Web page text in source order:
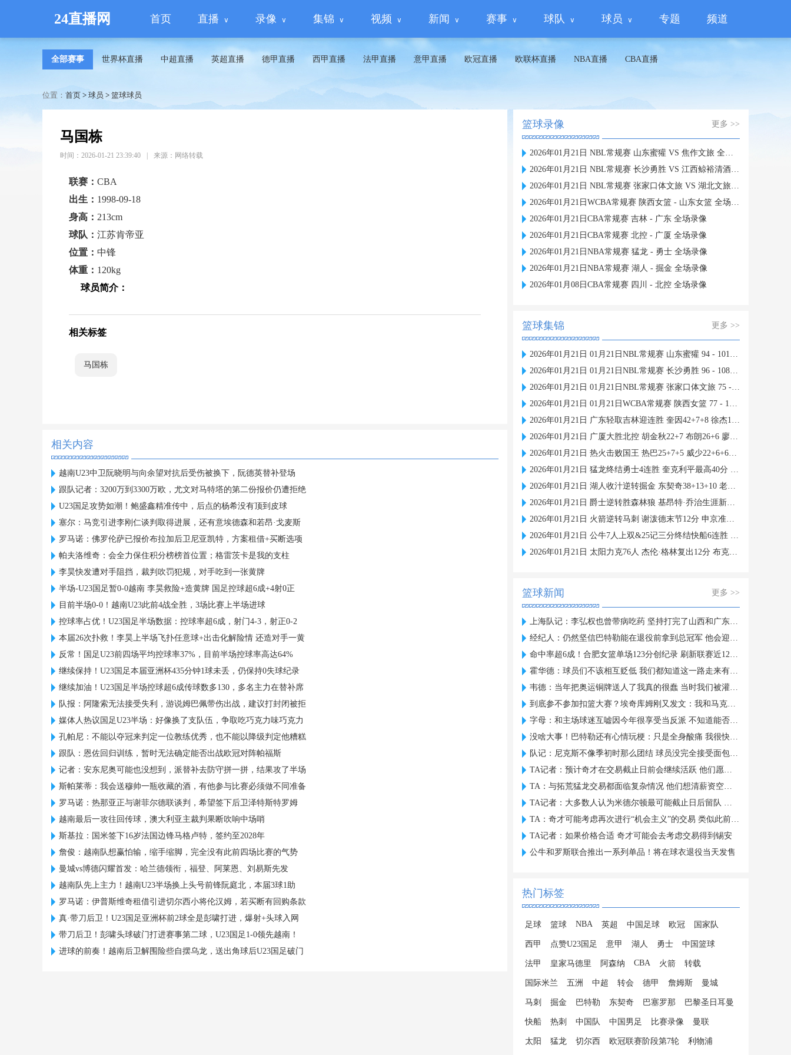
24直播网 首页 直播 录像 集锦 视频 新闻 赛事 球队 球员 专题 频道
全部赛事 世界杯直播 中超直播 英超直播 德甲直播 西甲直播 法甲直播 意甲直播 欧冠直播 欧联杯直播 NBA直播 CBA直播
位置： 首页 > 球员 > 篮球球员
马国栋
时间：2026-01-21 23:39:40 来源：网络转载
联赛： CBA
出生： 1998-09-18
身高： 213cm
球队： 江苏肯帝亚
位置： 中锋
体重： 120kg
球员简介：
相关标签
马国栋
相关内容
越南U23中卫阮晓明与向余望对抗后受伤被换下，阮德英替补登场
跟队记者：3200万到3300万欧，尤文对马特塔的第二份报价仍遭拒绝
U23国足攻势如潮！鲍盛鑫精准传中，后点的杨希没有顶到皮球
塞尔：马竞引进李刚仁谈判取得进展，还有意埃德森和若昂·戈麦斯
罗马诺：佛罗伦萨已报价布拉加后卫尼亚凯特，方案租借+买断选项
帕夫洛维奇：会全力保住积分榜榜首位置；格雷茨卡是我的支柱
李昊快发遭对手阻挡，裁判吹罚犯规，对手吃到一张黄牌
半场-U23国足暂0-0越南 李昊救险+造黄牌 国足控球超6成+4射0正
目前半场0-0！越南U23此前4战全胜，3场比赛上半场进球
控球率占优！U23国足半场数据：控球率超6成，射门4-3，射正0-2
本届26次扑救！李昊上半场飞扑任意球+出击化解险情 还造对手一黄
反常！国足U23前四场平均控球率37%，目前半场控球率高达64%
继续保持！U23国足本届亚洲杯435分钟1球未丢，仍保持0失球纪录
继续加油！U23国足半场控球超6成传球数多130，多名主力在替补席
队报：阿隆索无法接受失利，游说姆巴佩带伤出战，建议打封闭被拒
媒体人热议国足U23半场：好像换了支队伍，争取吃巧克力味巧克力
孔帕尼：不能以夺冠来判定一位教练优秀，也不能以降级判定他糟糕
跟队：恩佐回归训练，暂时无法确定能否出战欧冠对阵帕福斯
记者：安东尼奥可能也没想到，派替补去防守拼一拼，结果攻了半场
斯帕莱蒂：我会送穆帅一瓶收藏的酒，有他参与比赛必须做不同准备
罗马诺：热那亚正与谢菲尔德联谈判，希望签下后卫泽特斯特罗姆
越南最后一攻往回传球，澳大利亚主裁判果断吹响中场哨
斯基拉：国米签下16岁法国边锋马格卢特，签约至2028年
詹俊：越南队想赢怕输，缩手缩脚，完全没有此前四场比赛的气势
曼城vs博德闪耀首发：哈兰德领衔，福登、阿莱恩、刘易斯先发
越南队先上主力！越南U23半场换上头号前锋阮庭北，本届3球1助
罗马诺：伊普斯维奇租借引进切尔西小将伦汉姆，若买断有回购条款
真·带刀后卫！U23国足亚洲杯前2球全是彭啸打进，爆射+头球入网
带刀后卫！彭啸头球破门打进赛事第二球，U23国足1-0领先越南！
进球的前奏！越南后卫解围险些自摆乌龙，送出角球后U23国足破门
篮球录像 更多 >>
2026年01月21日 NBL常规赛 山东蜜獾 VS 焦作文旅 全场录像
2026年01月21日 NBL常规赛 长沙勇胜 VS 江西鲸裕清酒 全场录像
2026年01月21日 NBL常规赛 张家口体文旅 VS 湖北文旅 全场录像
2026年01月21日WCBA常规赛 陕西女篮 - 山东女篮 全场录像
2026年01月21日CBA常规赛 吉林 - 广东 全场录像
2026年01月21日CBA常规赛 北控 - 广厦 全场录像
2026年01月21日NBA常规赛 猛龙 - 勇士 全场录像
2026年01月21日NBA常规赛 湖人 - 掘金 全场录像
2026年01月08日CBA常规赛 四川 - 北控 全场录像
篮球集锦 更多 >>
2026年01月21日 01月21日NBL常规赛 山东蜜獾 94 - 101 焦作文旅 全场集锦
2026年01月21日 01月21日NBL常规赛 长沙勇胜 96 - 108 江西鲸裕清酒 全场集锦
2026年01月21日 01月21日NBL常规赛 张家口体文旅 75 - 97 湖北文旅 全场集锦
2026年01月21日 01月21日WCBA常规赛 陕西女篮 77 - 103 山东女篮 全场集锦
2026年01月21日 广东轻取吉林迎连胜 奎因42+7+8 徐杰15+6 姜伟泽27分
2026年01月21日 广厦大胜北控 胡金秋22+7 布朗26+6 廖三宁9中3
2026年01月21日 热火击败国王 热巴25+7+5 威少22+6+6失误 德罗赞两度引冲突
2026年01月21日 猛龙终结勇士4连胜 奎克利平最高40分 库里16中6 库明加20分
2026年01月21日 湖人收汁逆转掘金 东契奇38+13+10 老詹准三双 穆雷下半场2分
2026年01月21日 爵士逆转胜森林狼 基昂特·乔治生涯新高43分 爱德华兹38+8
2026年01月21日 火箭逆转马刺 谢泼德末节12分 申京准三双&KD18+7 文班21中5
2026年01月21日 公牛7人上双&25记三分终结快船6连胜 哈登25中9 科林斯23分
2026年01月21日 太阳力克76人 杰伦·格林复出12分 布克27分 马克西25中7
篮球新闻 更多 >>
上海队记：李弘权也曾带病吃药 坚持打完了山西和广东的两连客
经纪人：仍然坚信巴特勒能在退役前拿到总冠军 他会迎接挑战！
命中率超6成！合肥女篮单场123分创纪录 刷新联赛近12年单场新高
霍华德：球员们不该相互贬低 我们都知道这一路走来有多不容易
韦德：当年把奥运铜牌送人了我真的很蠢 当时我们被灌输唯金牌论
到底参不参加扣篮大赛？埃奇库姆刚又发文：我和马克西可能会参加
字母：和主场球迷互嘘因今年很享受当反派 不知道能否留队
没啥大事！巴特勒还有心情玩梗：只是全身酸痛 我很快就会回来！
队记：尼克斯不像季初时那么团结 球员没完全接受面包体系的角色
TA记者：预计奇才在交易截止日前会继续活跃 他们愿意接手大合同
TA：与拓荒猛龙交易都面临复杂情况 他们想清薪资空间且提高战力
TA记者：大多数人认为米德尔顿最可能截止日后留队 成为买断候选
TA：奇才可能考虑再次进行“机会主义”的交易 类似此前得到吹杨
TA记者：如果价格合适 奇才可能会去考虑交易得到锡安
公牛和罗斯联合推出一系列单品！将在球衣退役当天发售
热门标签
足球 篮球 NBA 英超 中国足球 欧冠 国家队
西甲 点赞U23国足 意甲 湖人 勇士 中国篮球
法甲 皇家马德里 阿森纳 CBA 火箭 转载
国际米兰 五洲 中超 转会 德甲 詹姆斯 曼城
马刺 掘金 巴特勒 东契奇 巴塞罗那 巴黎圣日耳曼
快船 热刺 中国队 中国男足 比赛录像 曼联
太阳 猛龙 切尔西 欧冠联赛阶段第7轮 利物浦